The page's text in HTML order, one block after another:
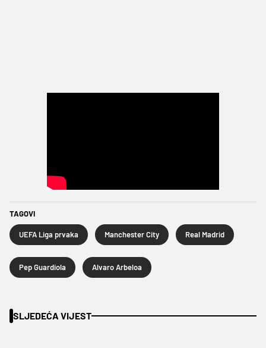
TAGOVI
UEFA Liga prvaka Manchester City Real Madrid
Pep Guardiola Alvaro Arbeloa
SLJEDEĆA VIJEST